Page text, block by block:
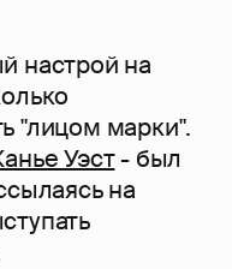
настрой на
"лицом марки".
Уэст- был
на